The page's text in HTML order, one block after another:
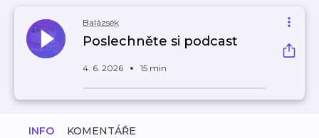
Balázsék
Poslechněte si podcast
4. 6. 2026 15 min
INFO KOMENTÁŘE